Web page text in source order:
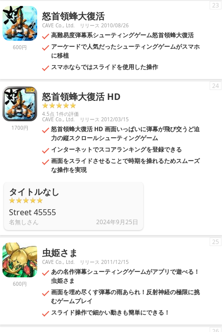
600円
怒首領蜂大復活
CAVE Co., Ltd. リリース 2010/08/26
高難易度弾幕系シューティングゲーム怒首領蜂大復活
アーケードで人気だったシューティングゲームがスマホ
に移植
スマホならではスライドを使用した操作
23
1700円
怒首領蜂大復活 HD
4.5点 1件の評価
CAVE Co., Ltd. リリース 2012/03/15
怒首領蜂大復活 HD 画面いっぱいに弾幕が飛び交うど迫
力の縦スクロールシューティングゲーム
インターネットでスコアランキングを登録できる
画面をスライドさせることで時期を操れるためスムーズ
な操作を実現
24
タイトルなし
Street 45555
名無しさん 2024年9月25日
600円
虫姫さま
CAVE Co., Ltd. リリース 2011/12/15
あの名作弾幕シューティングゲームがアプリで遊べる！
虫姫さま
画面を埋め尽くす弾幕の雨あられ！反射神経の極限に挑
むゲームプレイ
スライド操作で細かい動きも簡単にできる！
25